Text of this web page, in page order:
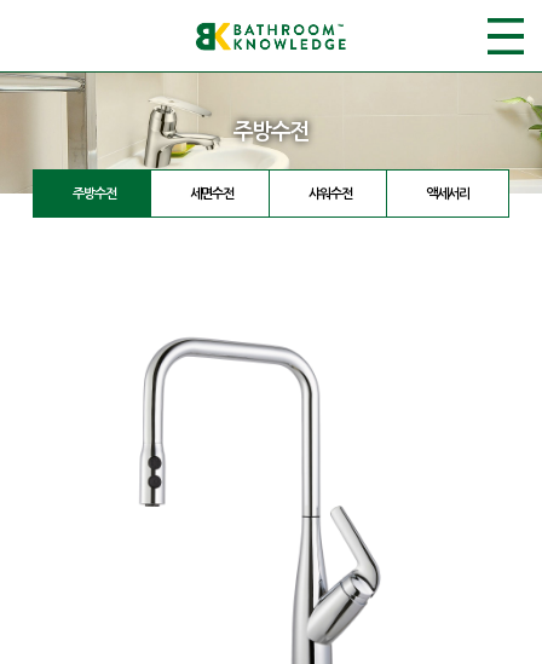
주방수전
주방수전 세면수전 샤워수전 액세서리